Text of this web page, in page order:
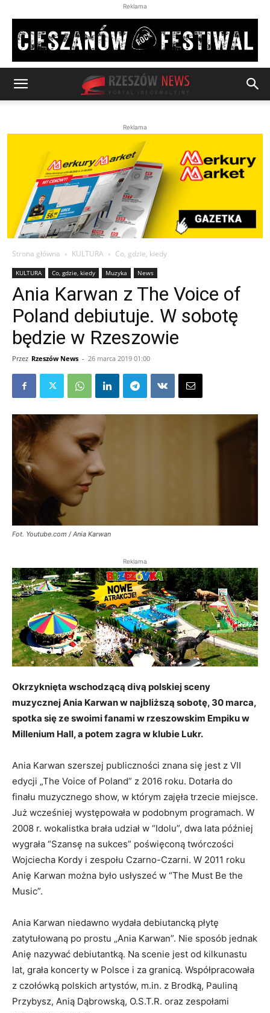
Reklama
Reklama
Strona główna KULTURA Co, gdzie, kiedy
KULTURA Co, gdzie, kiedy Muzyka News
Ania Karwan z The Voice of
Poland debiutuje. W sobotę
będzie w Rzeszowie
Przez Rzeszów News - 26 marca 2019 01:00
Fot. Youtube.com / Ania Karwan
Reklama
Okrzyknięta wschodzącą divą polskiej sceny
muzycznej Ania Karwan w najbliższą sobotę, 30 marca,
spotka się ze swoimi fanami w rzeszowskim Empiku w
Millenium Hall, a potem zagra w klubie Lukr.
Ania Karwan szerszej publiczności znana się jest z VII
edycji „The Voice of Poland” z 2016 roku. Dotarła do
finału muzycznego show, w którym zajęła trzecie miejsce.
Już wcześniej występowała w podobnym programach. W
2008 r. wokalistka brała udział w “Idolu”, dwa lata później
wygrała “Szansę na sukces” poświęconą twórczości
Wojciecha Kordy i zespołu Czarno-Czarni. W 2011 roku
Anię Karwan można było usłyszeć w “The Must Be the
Music”.
Ania Karwan niedawno wydała debiutancką płytę
zatytułowaną po prostu „Ania Karwan”. Nie sposób jednak
Anię nazywać debiutantką. Na scenie jest od kilkunastu
lat, grała koncerty w Polsce i za granicą. Współpracowała
z czołówką polskich artystów, m.in. z Brodką, Pauliną
Przybysz, Anią Dąbrowską, O.S.T.R. oraz zespołami